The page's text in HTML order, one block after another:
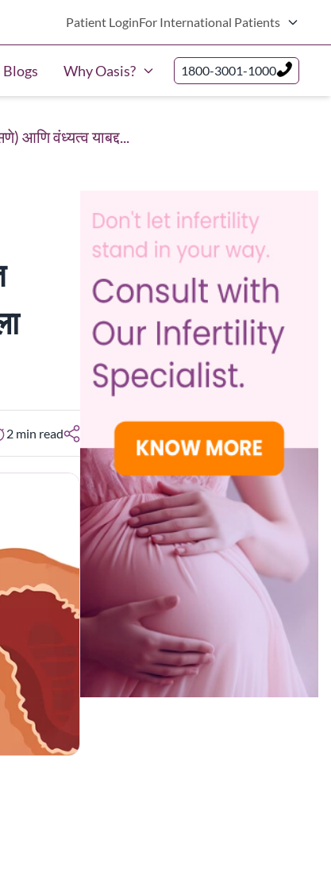
Patient LoginFor International Patients
Blogs Why Oasis? 1800-3001-1000
आणि वंध्यत्व याबद्द...
2 min read